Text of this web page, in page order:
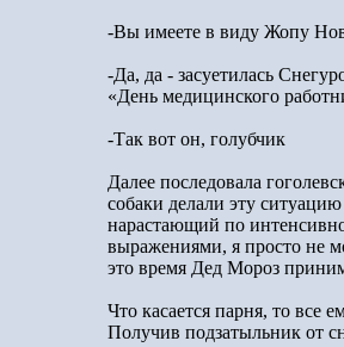
-Вы имеете в виду Жопу
-Да, да - засуетилась
«День медицинского
-Так вот он, голубчик
Далее последовала
собаки делали эту
нарастающий по
выражениями, я просто не
это время Дед Мороз
Что касается парня, то все
Получив подзатыльник от